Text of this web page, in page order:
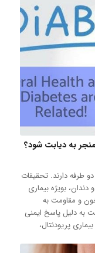
به دیابت شود؟
طرفه دارند. تحقیقات
بویژه بیماری
و مقاومت به
به دلیل پاسخ ایمنی
پریودنتال،